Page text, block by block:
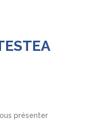
présenter